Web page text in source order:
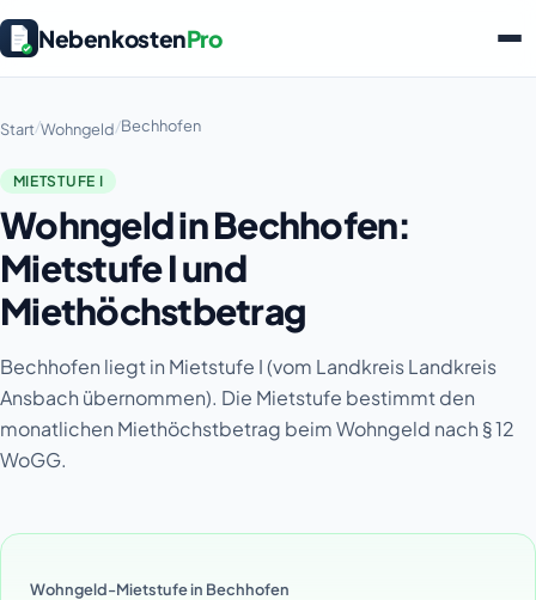
NebenkostenPro
Start/Wohngeld/Bechhofen
MIETSTUFE I
Wohngeld in Bechhofen:
Mietstufe I und
Miethöchstbetrag
Bechhofen liegt in Mietstufe I (vom Landkreis Landkreis
Ansbach übernommen). Die Mietstufe bestimmt den
monatlichen Miethöchstbetrag beim Wohngeld nach § 12
WoGG.
Wohngeld-Mietstufe in Bechhofen